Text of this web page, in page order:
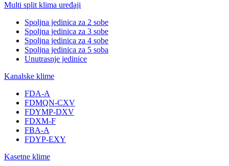
Multi split klima uređaji
Spoljna jedinica za 2 sobe
Spoljna jedinica za 3 sobe
Spoljna jedinica za 4 sobe
Spoljna jedinica za 5 soba
Unutrasnje jedinice
Kanalske klime
FDA-A
FDMQN-CXV
FDYMP-DXV
FDXM-F
FBA-A
FDYP-EXY
Kasetne klime